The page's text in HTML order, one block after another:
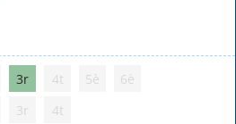
3r 4t 5è
6è
3r 4t